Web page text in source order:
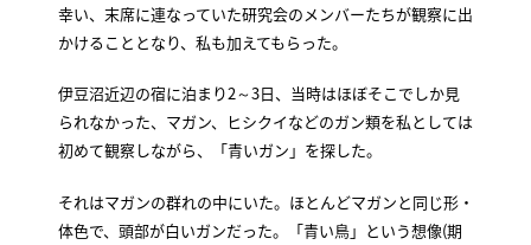
幸い、末席に連なっていた研究会のメンバーたちが観察に出
かけることとなり、私も加えてもらった。
伊豆沼近辺の宿に泊まり2～3日、当時はほぼそこでしか見
られなかった、マガン、ヒシクイなどのガン類を私としては
初めて観察しながら、「青いガン」を探した。
それはマガンの群れの中にいた。ほとんどマガンと同じ形・
体色で、頭部が白いガンだった。「青い鳥」という想像(期